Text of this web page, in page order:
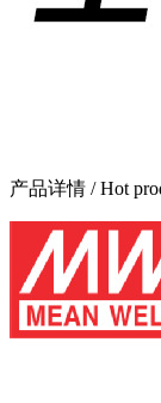
产品详情 / Hot